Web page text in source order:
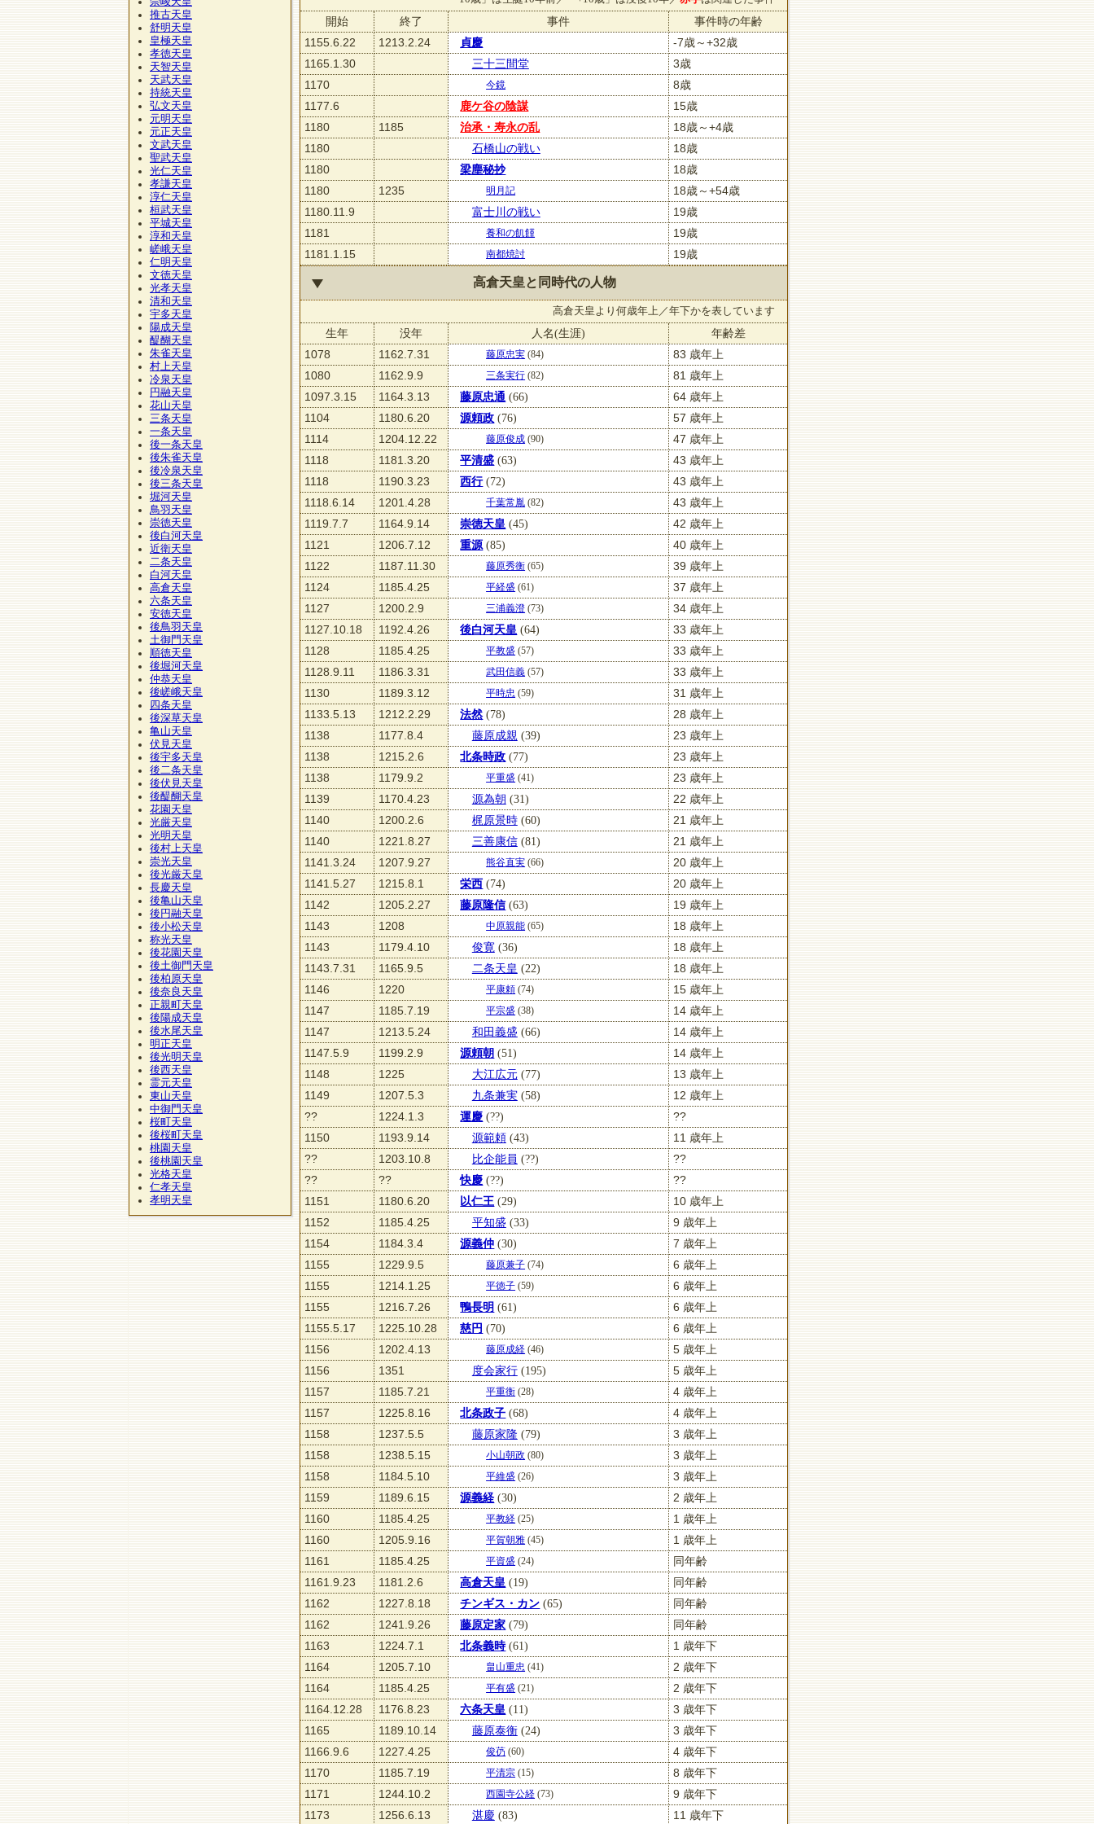
開始 終了 事件
事件時の年齢
1155.6.22
1213.2.24 貞慶
-7歳～+32歳
1165.1.30
三十三間堂
3歳
1170
今鏡
8歳
1177.6
鹿ケ谷の陰謀
15歳
1180
1185 治承・寿永の乱
18歳～+4歳
1180
石橋山の戦い
18歳
1180
梁塵秘抄
18歳
1180
1235 明月記
18歳～+54歳
1180.11.9
富士川の戦い
19歳
1181
養和の飢饉
19歳
1181.1.15
南都焼討 19歳
高倉天皇と同時代の人物
高倉天皇より何歳年上／年下かを表しています
生年 没年 人名(生涯)
年齢差
1078
1162.7.31 藤原忠実 (84)
83 歳年上
1080
1162.9.9 三条実行 (82)
81 歳年上
1097.3.15
1164.3.13 藤原忠通 (66)
64 歳年上
1104
1180.6.20 源頼政 (76)
57 歳年上
1114
1204.12.22 藤原俊成 (90)
47 歳年上
1118
1181.3.20 平清盛 (63)
43 歳年上
1118
1190.3.23 西行(72)
43 歳年上
1118.6.14
1201.4.28 千葉常胤 (82)
43 歳年上
1119.7.7
1164.9.14 崇徳天皇 (45)
42 歳年上
1121
1206.7.12 重源 (85)
40 歳年上
1122
1187.11.30 藤原秀衡 (65)
39 歳年上
1124
1185.4.25 平経盛 (61)
37 歳年上
1127
1200.2.9 三浦義澄 (73)
34 歳年上
1127.10.18
1192.4.26 後白河天皇 (64)
33 歳年上
1128
1185.4.25 平教盛 (57)
33 歳年上
1128.9.11
1186.3.31 武田信義 (57)
33 歳年上
1130
1189.3.12 平時忠 (59)
31 歳年上
1133.5.13
1212.2.29 法然(78)
28 歳年上
1138
1177.8.4 藤原成親 (39)
23 歳年上
1138
1215.2.6 北条時政 (77)
23 歳年上
1138
1179.9.2 平重盛 (41)
23 歳年上
1139
1170.4.23 源為朝 (31)
22 歳年上
1140
1200.2.6 梶原景時(60)
21 歳年上
1140
1221.8.27 三善康信(81)
21 歳年上
1141.3.24
1207.9.27 熊谷直実 (66)
20 歳年上
1141.5.27
1215.8.1 栄西 (74)
20 歳年上
1142
1205.2.27 藤原隆信(63)
19 歳年上
1143
1208 中原親能 (65)
18 歳年上
1143
1179.4.10 俊寛(36)
18 歳年上
1143.7.31
1165.9.5 二条天皇 (22)
18 歳年上
1146
1220 平康頼 (74)
15 歳年上
1147
1185.7.19 平宗盛 (38)
14 歳年上
1147
1213.5.24 和田義盛 (66)
14 歳年上
1147.5.9
1199.2.9 源頼朝 (51)
14 歳年上
1148
1225 大江広元(77)
13 歳年上
1149
1207.5.3 九条兼実(58)
12 歳年上
??
1224.1.3 運慶 (??)
??
1150
1193.9.14 源範頼(43)
11 歳年上
??
1203.10.8 比企能員 (??)
??
??
?? 快慶 (??)
??
1151
1180.6.20 以仁王 (29)
10 歳年上
1152
1185.4.25 平知盛 (33)
9 歳年上
1154
1184.3.4 源義仲 (30)
7 歳年上
1155
1229.9.5 藤原兼子 (74)
6 歳年上
1155
1214.1.25 平徳子 (59)
6 歳年上
1155
1216.7.26 鴨長明 (61)
6 歳年上
1155.5.17
1225.10.28 慈円 (70)
6 歳年上
1156
1202.4.13 藤原成経 (46)
5 歳年上
1156
1351 度会家行(195)
5 歳年上
1157
1185.7.21 平重衡 (28)
4 歳年上
1157
1225.8.16 北条政子 (68)
4 歳年上
1158
1237.5.5 藤原家隆 (79)
3 歳年上
1158
1238.5.15 小山朝政 (80)
3 歳年上
1158
1184.5.10 平維盛 (26)
3 歳年上
1159
1189.6.15 源義経(30)
2 歳年上
1160
1185.4.25 平教経 (25)
1 歳年上
1160
1205.9.16 平賀朝雅 (45)
1 歳年上
1161
1185.4.25 平資盛 (24)
同年齢
1161.9.23
1181.2.6 高倉天皇 (19)
同年齢
1162
1227.8.18 チンギス・カン (65)
同年齢
1162
1241.9.26 藤原定家 (79)
同年齢
1163
1224.7.1 北条義時(61)
1 歳年下
1164
1205.7.10 畠山重忠 (41)
2 歳年下
1164
1185.4.25 平有盛 (21)
2 歳年下
1164.12.28
1176.8.23 六条天皇 (11)
3 歳年下
1165
1189.10.14 藤原泰衡(24)
3 歳年下
1166.9.6
1227.4.25 俊芿 (60)
4 歳年下
1170
1185.7.19 平清宗 (15)
8 歳年下
1171
1244.10.2 西園寺公経 (73)
9 歳年下
1173
1256.6.13 湛慶 (83) 11 歳年下
推古天皇
舒明天皇
皇極天皇
孝徳天皇
天智天皇
天武天皇
持統天皇
弘文天皇
元明天皇
元正天皇
文武天皇
聖武天皇
光仁天皇
孝謙天皇
淳仁天皇
桓武天皇
平城天皇
淳和天皇
嵯峨天皇
仁明天皇
文徳天皇
光孝天皇
清和天皇
宇多天皇
陽成天皇
醍醐天皇
朱雀天皇
村上天皇
冷泉天皇
円融天皇
花山天皇
三条天皇
一条天皇
後一条天皇
後朱雀天皇
後冷泉天皇
後三条天皇
堀河天皇
鳥羽天皇
崇徳天皇
後白河天皇
近衛天皇
二条天皇
白河天皇
高倉天皇
六条天皇
安徳天皇
後鳥羽天皇
土御門天皇
順徳天皇
後堀河天皇
仲恭天皇
後嵯峨天皇
四条天皇
後深草天皇
亀山天皇
伏見天皇
後宇多天皇
後二条天皇
後伏見天皇
後醍醐天皇
花園天皇
光厳天皇
光明天皇
後村上天皇
崇光天皇
後光厳天皇
長慶天皇
後亀山天皇
後円融天皇
後小松天皇
称光天皇
後花園天皇
後土御門天皇
後柏原天皇
後奈良天皇
正親町天皇
後陽成天皇
後水尾天皇
明正天皇
後光明天皇
後西天皇
霊元天皇
東山天皇
中御門天皇
桜町天皇
後桜町天皇
桃園天皇
後桃園天皇
光格天皇
仁孝天皇
孝明天皇